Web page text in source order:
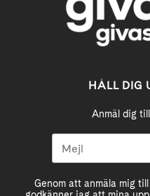
HÅLL DIG
Anmäl dig
Genom att anmäla mig